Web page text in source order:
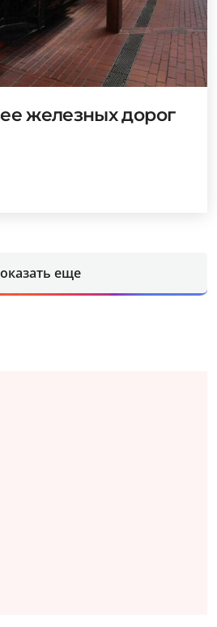
железных дорог
еще